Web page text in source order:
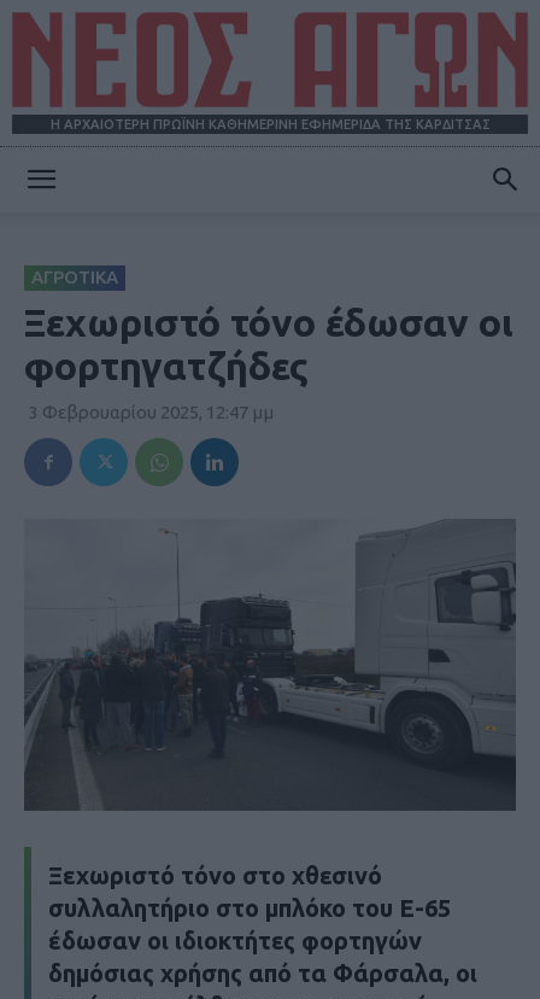
Η ΑΡΧΑΙΟΤΕΡΗ ΠΡΩΪΝΗ ΚΑΘΗΜΕΡΙΝΗ ΕΦΗΜΕΡΙΔΑ ΤΗΣ ΚΑΡΔΙΤΣΑΣ
ΑΓΡΟΤΙΚΑ
Ξεχωριστό τόνο έδωσαν οι
φορτηγατζήδες
3 Φεβρουαρίου 2025, 12:47 μμ
Ξεχωριστό τόνο στο χθεσινό
συλλαλητήριο στο μπλόκο του Ε-65
έδωσαν οι ιδιοκτήτες φορτηγών
δημόσιας χρήσης από τα Φάρσαλα, οι